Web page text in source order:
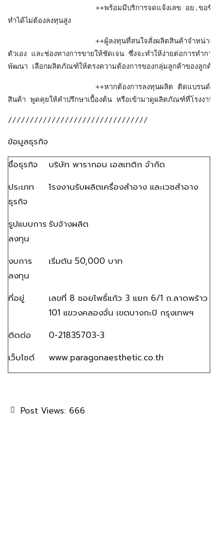
++พร้อมมีบริการจดแจ้งเลข อย.ขอขึ้นทะเบียน Halal กา
ทำได้ไม่ต้องลงทุนสูง
++ผู้ลงทุนที่สนใจสั่งผลิตสินค้าจำหน่ายภายใต้แบรนด์
ตัวเอง และช่องทางการขายให้ชัดเจน ซึ่งจะทำให้ง่ายต่อการทำ
พัฒนา เลือกผลิตภัณฑ์ให้ตรงความต้องการของกลุ่มลูกค้าของลูกค้
++หากต้องการลงทุนผลิต ติดแบรนด์กับ พารากอน เอ
สินค้า พูดคุยให้คำปรึกษาเบื้องต้น หรือเข้ามาดูผลิตภัณฑ์ที่โรงง
////////////////////////////////
ข้อมูลธุรกิจ
ชื่อธุรกิจ
บริษัท พารากอน เอสเทติก จำกัด
ประเภท
ธุรกิจ
โรงงานรับผลิตเครื่องสำอาง และเวชสำอาง
รูปแบบการ
ลงทุน
รับจ้างผลิต
งบการ
ลงทุน
เริ่มต้น 50,000 บาท
ที่อยู่
เลขที่ 8 ซอยโพธิ์แก้ว 3 แยก 6/1 ถ.ลาดพร้าว
101 แขวงคลองจั่น เขตบางกะปิ กรุงเทพฯ
ติดต่อ
0-21835703-3
เว็บไซต์
www.paragonaesthetic.co.th
Post Views: 666